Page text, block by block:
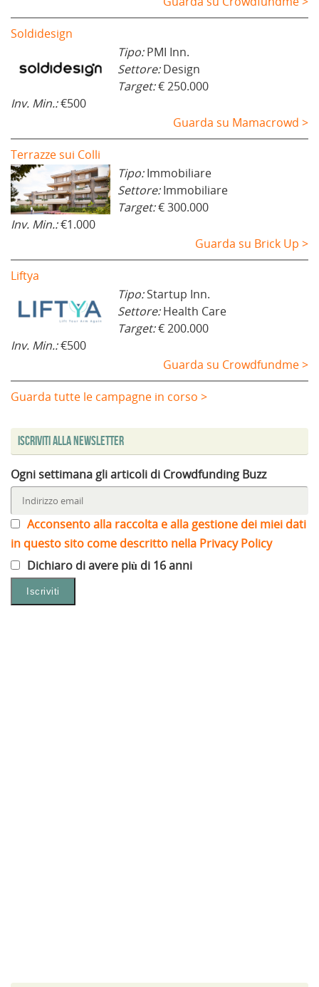
Soldidesign
Tipo:PMI Inn.
Settore:Design
Target:€ 250.000
Inv. Min.:€500
Guarda su Mamacrowd >
Terrazze sui Colli
Tipo:Immobiliare
Settore:Immobiliare
Target:€ 300.000
Inv. Min.:€1.000
Guarda su Brick Up >
Liftya
Tipo:Startup Inn.
Settore:Health Care
Target:€ 200.000
Inv. Min.:€500
Guarda su Crowdfundme >
Guarda tutte le campagne in corso >
Iscriviti alla Newsletter
Ogni settimana gli articoli di Crowdfunding Buzz
Acconsento alla raccolta e alla gestione dei miei dati
in questo sito come descritto nella Privacy Policy
Dichiaro di avere più di 16 anni